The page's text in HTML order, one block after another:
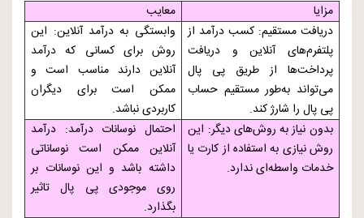
مزایا
معایب
دریافت مستقیم: کسب درآمد از
پلتفرم‌های آنلاین و دریافت
پرداخت‌ها از طریق پی پال
می‌تواند به‌طور مستقیم حساب
پی پال را شارژ کند.
وابستگی به درآمد آنلاین: این
روش برای کسانی که درآمد
آنلاین دارند مناسب است و
ممکن است برای دیگران
کاربردی نباشد.
بدون نیاز به روش‌های دیگر: این
روش نیازی به استفاده از کارت یا
خدمات واسطه‌ای ندارد.
احتمال نوسانات درآمد: درآمد
آنلاین ممکن است نوساناتی
داشته باشد و این نوسانات بر
روی موجودی پی پال تاثیر
بگذارد.